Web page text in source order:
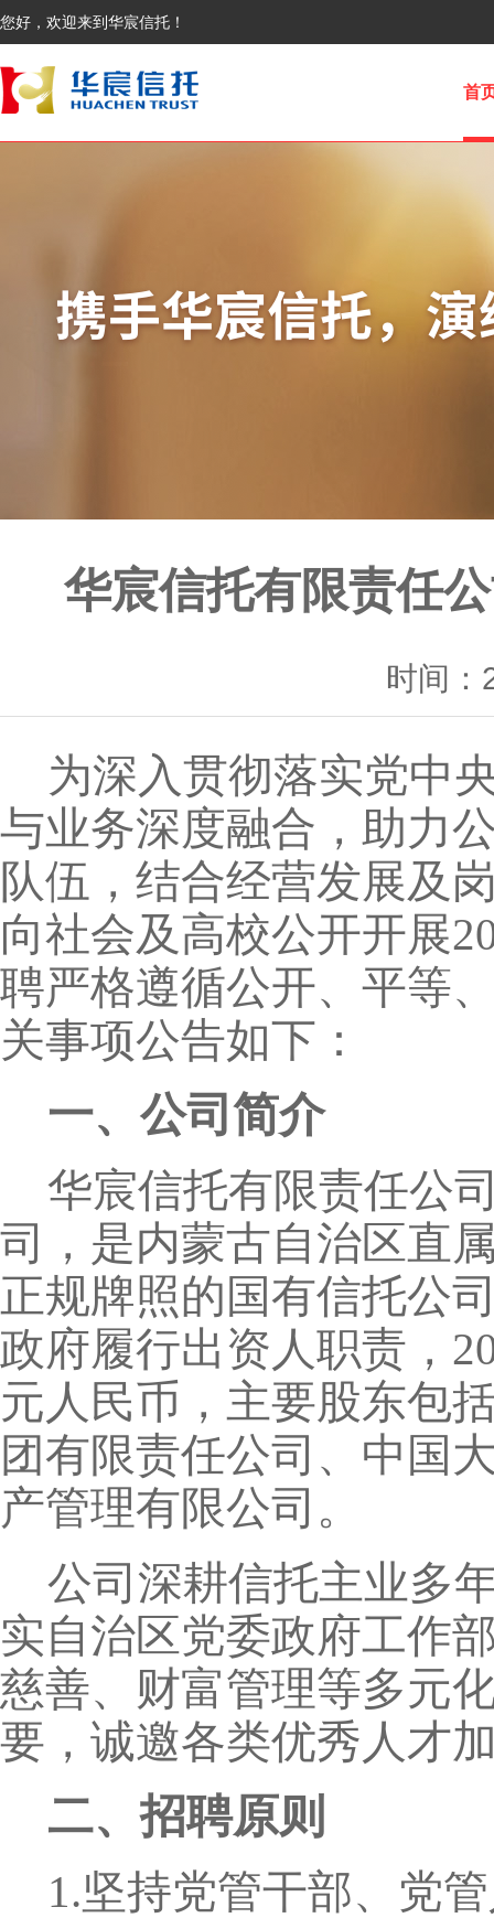
您好，欢迎来到华宸信托！
首
华宸信托有限责任
时间：
为深入贯彻落实党中
与业务深度融合，助力
队伍，结合经营发展及
向社会及高校公开开展
聘严格遵循公开、平等
关事项公告如下：
一、公司简介
华宸信托有限责任公
司，是内蒙古自治区直
正规牌照的国有信托公
政府履行出资人职责，
元人民币，主要股东包
团有限责任公司、中国
产管理有限公司。
公司深耕信托主业多
实自治区党委政府工作
慈善、财富管理等多元
要，诚邀各类优秀人才
二、招聘原则
1.坚持党管干部、党